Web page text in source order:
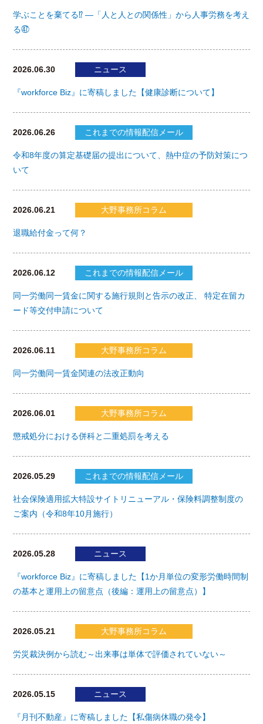
学ぶことを棄てる⁉ ―「人と人との関係性」から人事労務を考え
る㊼
2026.06.30 ニュース
『workforce Biz』に寄稿しました【健康診断について】
2026.06.26 これまでの情報配信メール
令和8年度の算定基礎届の提出について、熱中症の予防対策につ
いて
2026.06.21 大野事務所コラム
退職給付金って何？
2026.06.12 これまでの情報配信メール
同一労働同一賃金に関する施行規則と告示の改正、 特定在留カ
ード等交付申請について
2026.06.11 大野事務所コラム
同一労働同一賃金関連の法改正動向
2026.06.01 大野事務所コラム
懲戒処分における併科と二重処罰を考える
2026.05.29 これまでの情報配信メール
社会保険適用拡大特設サイトリニューアル・保険料調整制度の
ご案内（令和8年10月施行）
2026.05.28 ニュース
『workforce Biz』に寄稿しました【1か月単位の変形労働時間制
の基本と運用上の留意点（後編：運用上の留意点）】
2026.05.21 大野事務所コラム
労災裁決例から読む～出来事は単体で評価されていない～
2026.05.15 ニュース
『月刊不動産』に寄稿しました【私傷病休職の発令】